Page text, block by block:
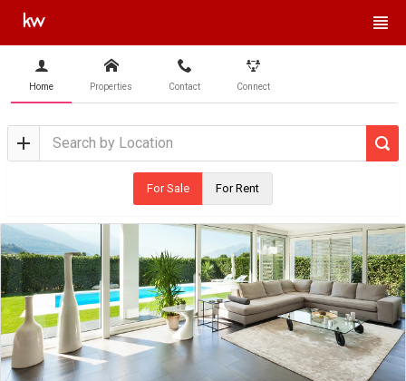
Home Properties Contact Connect
For Sale For Rent